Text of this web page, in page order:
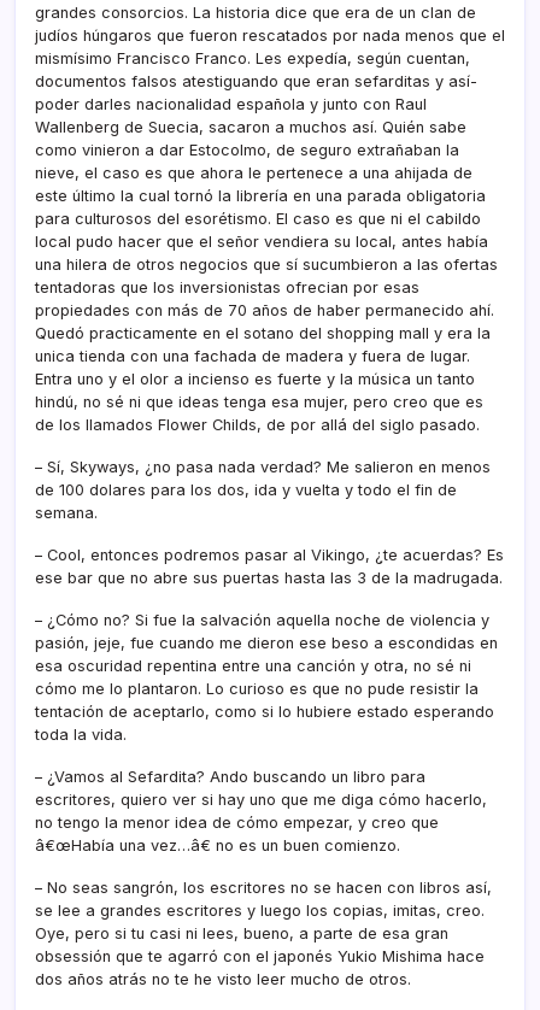
grandes consorcios. La historia dice que era de un clan de
judí­os húngaros que fueron rescatados por nada menos que el
mismí­simo Francisco Franco. Les expedí­a, según cuentan,
documentos falsos atestiguando que eran sefarditas y así­
poder darles nacionalidad española y junto con Raul
Wallenberg de Suecia, sacaron a muchos así­. Quién sabe
como vinieron a dar Estocolmo, de seguro extrañaban la
nieve, el caso es que ahora le pertenece a una ahijada de
este último la cual tornó la librerí­a en una parada obligatoria
para culturosos del esorétismo. El caso es que ni el cabildo
local pudo hacer que el señor vendiera su local, antes habí­a
una hilera de otros negocios que sí­ sucumbieron a las ofertas
tentadoras que los inversionistas ofrecian por esas
propiedades con más de 70 años de haber permanecido ahí­.
Quedó practicamente en el sotano del shopping mall y era la
unica tienda con una fachada de madera y fuera de lugar.
Entra uno y el olor a incienso es fuerte y la música un tanto
hindú, no sé ni que ideas tenga esa mujer, pero creo que es
de los llamados Flower Childs, de por allá del siglo pasado.
– Sí­, Skyways, ¿no pasa nada verdad? Me salieron en menos
de 100 dolares para los dos, ida y vuelta y todo el fin de
semana.
– Cool, entonces podremos pasar al Vikingo, ¿te acuerdas? Es
ese bar que no abre sus puertas hasta las 3 de la madrugada.
– ¿Cómo no? Si fue la salvación aquella noche de violencia y
pasión, jeje, fue cuando me dieron ese beso a escondidas en
esa oscuridad repentina entre una canción y otra, no sé ni
cómo me lo plantaron. Lo curioso es que no pude resistir la
tentación de aceptarlo, como si lo hubiere estado esperando
toda la vida.
– ¿Vamos al Sefardita? Ando buscando un libro para
escritores, quiero ver si hay uno que me diga cómo hacerlo,
no tengo la menor idea de cómo empezar, y creo que
â€œHabí­a una vez…â€ no es un buen comienzo.
– No seas sangrón, los escritores no se hacen con libros así­,
se lee a grandes escritores y luego los copias, imitas, creo.
Oye, pero si tu casi ni lees, bueno, a parte de esa gran
obsessión que te agarró con el japonés Yukio Mishima hace
dos años atrás no te he visto leer mucho de otros.